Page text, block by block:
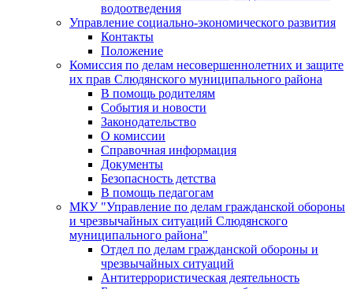
водоотведения
Управление социально-экономического развития
Контакты
Положение
Комиссия по делам несовершеннолетних и защите
их прав Слюдянского муниципального района
В помощь родителям
События и новости
Законодательство
О комиссии
Справочная информация
Документы
Безопасность детства
В помощь педагогам
МКУ "Управление по делам гражданской обороны
и чрезвычайных ситуаций Слюдянского
муниципального района"
Отдел по делам гражданской обороны и
чрезвычайных ситуаций
Антитеррористическая деятельность